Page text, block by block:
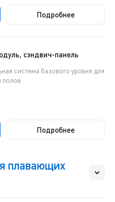
Подробнее
сэндвич-панель
система базового уровня для
полов
Подробнее
плавающих